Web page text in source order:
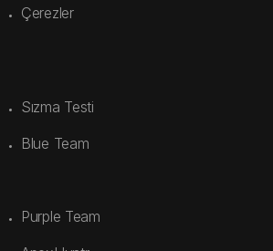
Çerezler
Sızma Testi
Blue Team
Purple Team